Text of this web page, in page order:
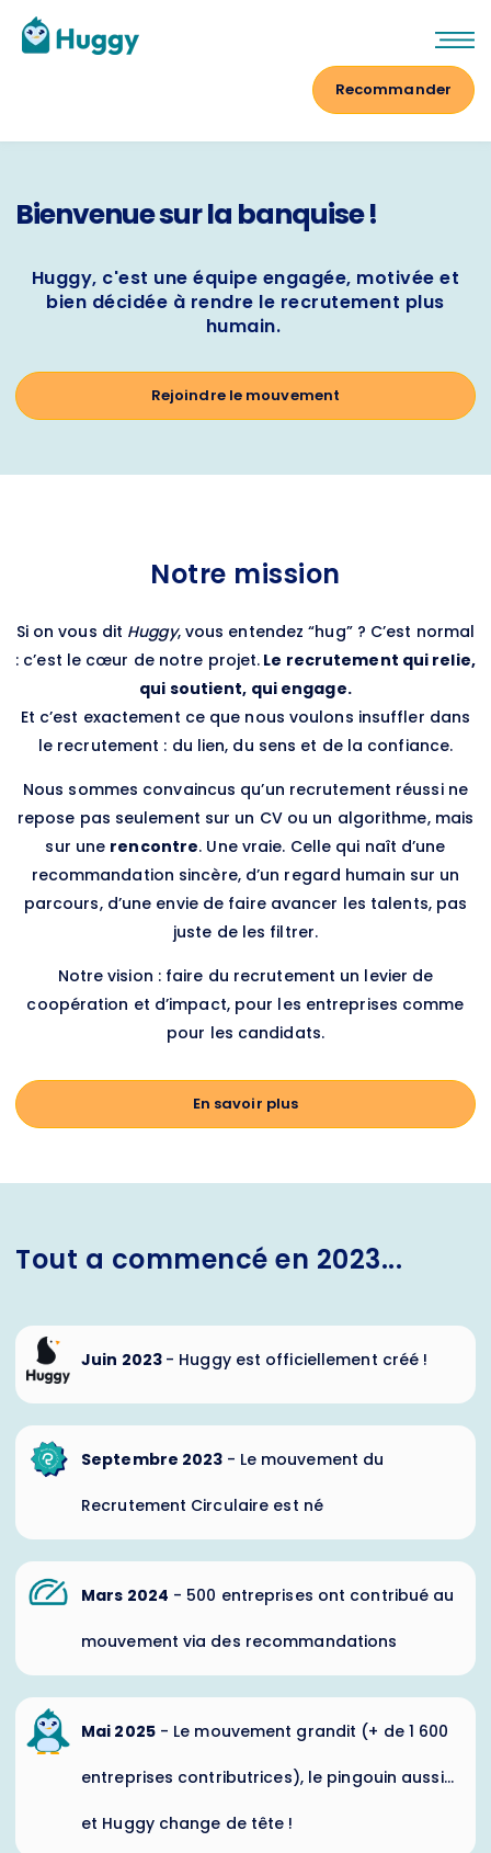
Se connecter
Recommander
Bienvenue sur la banquise !
Huggy, c'est une équipe engagée, motivée et
bien décidée à rendre le recrutement plus
humain.
Rejoindre le mouvement
Notre mission
Si on vous dit Huggy, vous entendez “hug” ? C’est normal
: c’est le cœur de notre projet. Le recrutement qui relie,
qui soutient, qui engage.
Et c’est exactement ce que nous voulons insuffler dans
le recrutement : du lien, du sens et de la confiance.
Nous sommes convaincus qu’un recrutement réussi ne
repose pas seulement sur un CV ou un algorithme, mais
sur une rencontre. Une vraie. Celle qui naît d’une
recommandation sincère, d’un regard humain sur un
parcours, d’une envie de faire avancer les talents, pas
juste de les filtrer.
Notre vision : faire du recrutement un levier de
coopération et d’impact, pour les entreprises comme
pour les candidats.
En savoir plus
Tout a commencé en 2023...
Juin 2023 - Huggy est officiellement créé !
Septembre 2023 - Le mouvement du
Recrutement Circulaire est né
Mars 2024 - 500 entreprises ont contribué au
mouvement via des recommandations
Mai 2025- Le mouvement grandit (+ de 1 600
entreprises contributrices), le pingouin aussi...
et Huggy change de tête !